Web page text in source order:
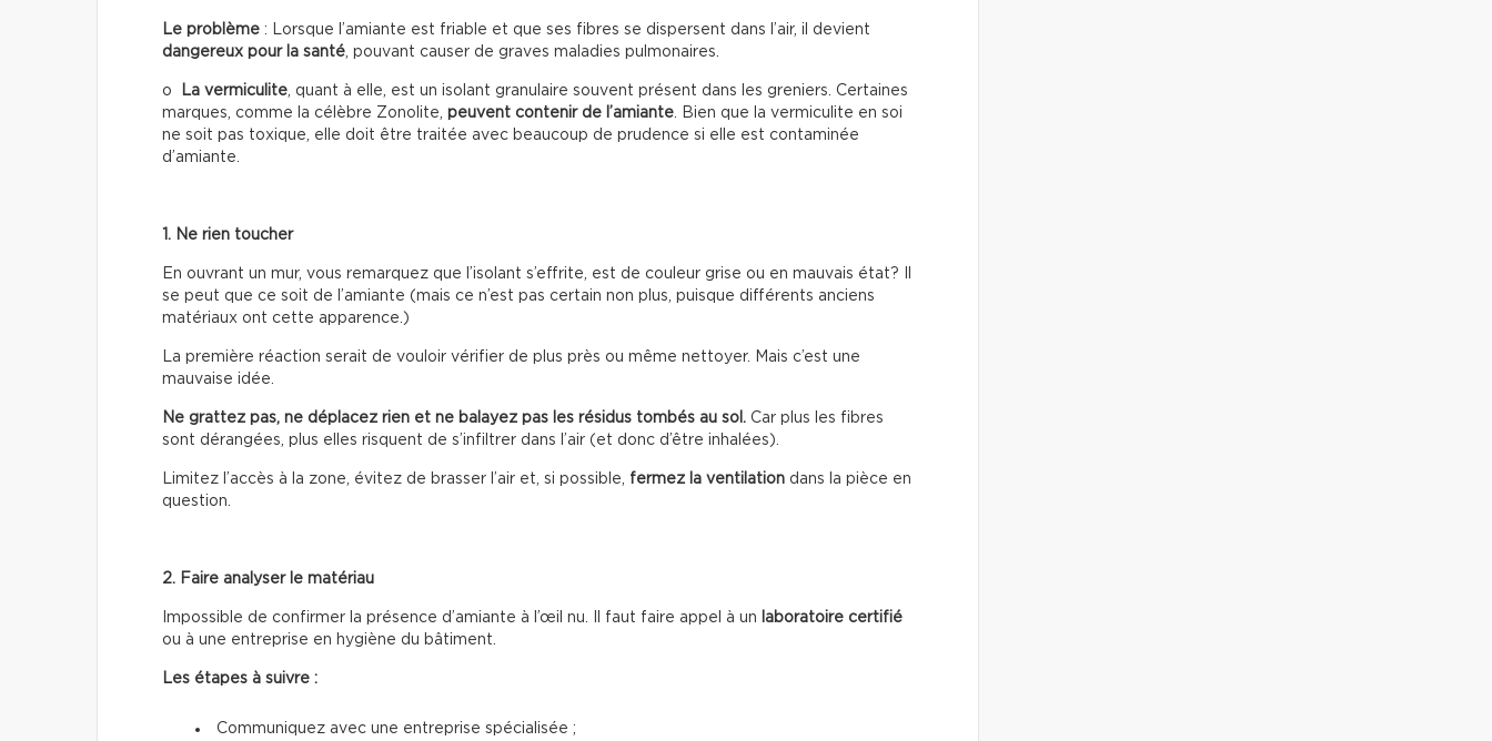
Le problème : Lorsque l’amiante est friable et que ses fibres se dispersent dans l’air, il devient
dangereux pour la santé , pouvant causer de graves maladies pulmonaires.
o La vermiculite , quant à elle, est un isolant granulaire souvent présent dans les greniers. Certaines
marques, comme la célèbre Zonolite, peuvent contenir de l’amiante . Bien que la vermiculite en soi
ne soit pas toxique, elle doit être traitée avec beaucoup de prudence si elle est contaminée
d’amiante.
1. Ne rien toucher
En ouvrant un mur, vous remarquez que l’isolant s’effrite, est de couleur grise ou en mauvais état? Il
se peut que ce soit de l’amiante (mais ce n’est pas certain non plus, puisque différents anciens
matériaux ont cette apparence.)
La première réaction serait de vouloir vérifier de plus près ou même nettoyer. Mais c’est une
mauvaise idée.
Ne grattez pas, ne déplacez rien et ne balayez pas les résidus tombés au sol. Car plus les fibres
sont dérangées, plus elles risquent de s’infiltrer dans l’air (et donc d’être inhalées).
Limitez l’accès à la zone, évitez de brasser l’air et, si possible, fermez la ventilation dans la pièce en
question.
2. Faire analyser le matériau
Impossible de confirmer la présence d’amiante à l’œil nu. Il faut faire appel à un
laboratoire certifié
ou à une entreprise en hygiène du bâtiment.
Les étapes à suivre :
Communiquez avec une entreprise spécialisée ;